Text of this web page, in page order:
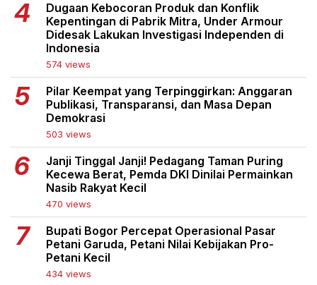
Dugaan Kebocoran Produk dan Konflik
Kepentingan di Pabrik Mitra, Under Armour
Didesak Lakukan Investigasi Independen di
Indonesia
574 views
Pilar Keempat yang Terpinggirkan: Anggaran
Publikasi, Transparansi, dan Masa Depan
Demokrasi
503 views
Janji Tinggal Janji! Pedagang Taman Puring
Kecewa Berat, Pemda DKI Dinilai Permainkan
Nasib Rakyat Kecil
470 views
Bupati Bogor Percepat Operasional Pasar
Petani Garuda, Petani Nilai Kebijakan Pro-
Petani Kecil
434 views